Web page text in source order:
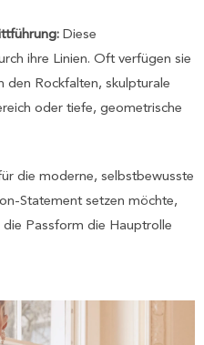
Diese
ihre Linien. Oft verfügen sie
den Rockfalten, skulpturale
oder tiefe, geometrische
die moderne, selbstbewusste
Statement setzen möchte,
Passform die Hauptrolle